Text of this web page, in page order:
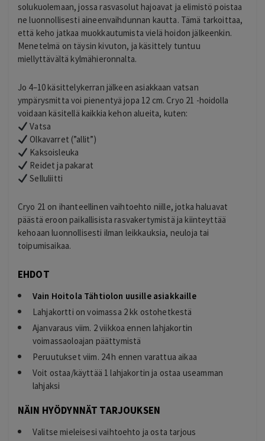
solukuolemaan, jossa rasvasolut hajoavat ja elimistö poistaa
ne luonnollisesti aineenvaihdunnan kautta. Tämä tarkoittaa,
että keho jatkaa muokkautumista vielä hoidon jälkeenkin.
Menetelmä on täysin kivuton, ja käsittely tuntuu
miellyttävältä kylmähieronnalta.
Jo 4–10 käsittelykerran jälkeen asiakkaan vatsan
ympärysmitta voi pienentyä jopa 12 cm. Cryo 21 -hoidolla
voidaan käsitellä kaikkia kehon alueita, kuten:
Vatsa
Olkavarret (”allit”)
Kaksoisleuka
Reidet ja pakarat
Selluliitti
Cryo 21 on ihanteellinen vaihtoehto niille, jotka haluavat
päästä eroon paikallisista rasvakertymistä ja kiinteyttää
kehoaan luonnollisesti ilman leikkauksia, neuloja tai
toipumisaikaa.
EHDOT
Vain Hoitola Tähtiolon uusille asiakkaille
Lahjakortti on voimassa 2 kk ostohetkestä
Ajanvaraus viim. 2 viikkoa ennen lahjakortin
voimassaoloajan päättymistä
Peruutukset viim. 24 h ennen varattua aikaa
Voit ostaa/käyttää 1 lahjakortin ja ostaa useamman
lahjaksi
NÄIN HYÖDYNNÄT TARJOUKSEN
Valitse mieleisesi vaihtoehto ja osta tarjous